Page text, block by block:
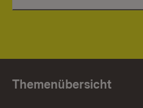
Themenübersicht